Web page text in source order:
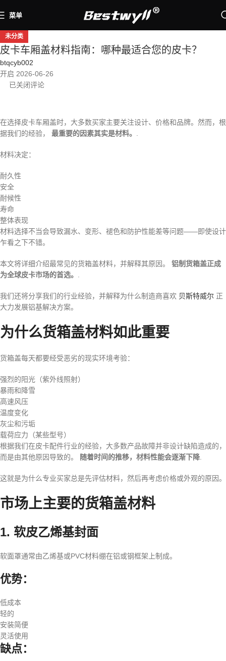
菜单
未分类
皮卡车厢盖材料指南：哪种最适合您的皮卡？
btqcyb002
开启 2026-06-26
已关闭评论
在选择皮卡车厢盖时，大多数买家主要关注设计、价格和品牌。然而，根
据我们的经验， 最重要的因素其实是材料。
材料决定：
耐久性
安全
耐候性
寿命
整体表现
材料选择不当会导致漏水、变形、褪色和防护性能差等问题——即使设计
乍看之下不错。
本文将详细介绍最常见的货箱盖材料，并解释其原因。 铝制货箱盖正成
为全球皮卡市场的首选。
我们还将分享我们的行业经验，并解释为什么制造商喜欢 贝斯特威尔 正
大力发展铝基解决方案。
为什么货箱盖材料如此重要
货箱盖每天都要经受恶劣的现实环境考验：
强烈的阳光（紫外线照射）
暴雨和降雪
高速风压
温度变化
灰尘和污垢
载荷应力（某些型号）
根据我们在皮卡配件行业的经验，大多数产品故障并非设计缺陷造成的，
而是由其他原因导致的。
随着时间的推移，材料性能会逐渐下降
这就是为什么专业买家总是先评估材料，然后再考虑价格或外观的原因。
市场上主要的货箱盖材料
1. 软皮乙烯基封面
软面罩通常由乙烯基或PVC材料绷在铝或钢框架上制成。
优势：
低成本
轻的
安装简便
灵活使用
缺点：